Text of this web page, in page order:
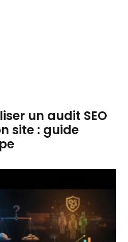
un audit SEO
site : guide